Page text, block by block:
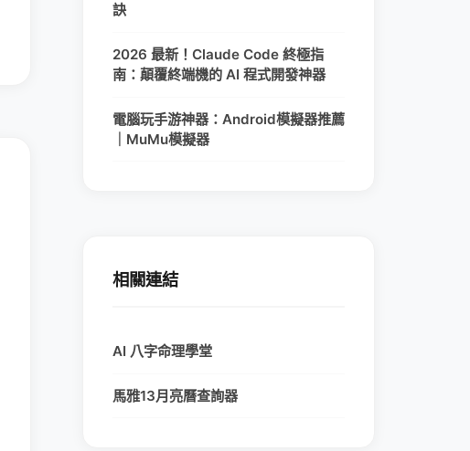
訣
2026 最新！Claude Code 終極指
南：顛覆終端機的 AI 程式開發神器
電腦玩手游神器：Android模擬器推薦
｜MuMu模擬器
相關連結
AI 八字命理學堂
馬雅13月亮曆查詢器